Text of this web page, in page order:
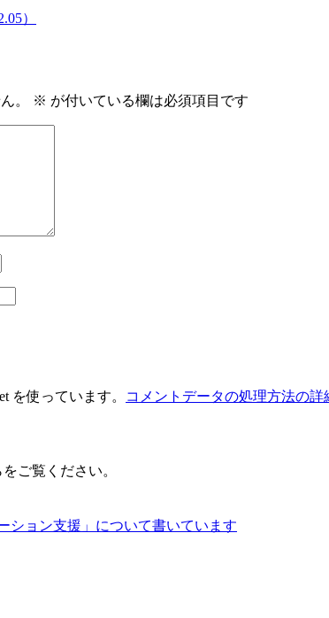
）
。 ※ が付いている欄は必須項目です
を使っています。 コメントデータの処理方法の
ご覧ください。
ション支援」について書いています